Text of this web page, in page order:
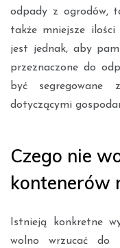
odpady z ogrodów,
także mniejsze
jest jednak, aby
przeznaczone do
być segregowane
dotyczącymi
Czego nie
kontenerów
Istnieją konkretne
wolno wrzucać do